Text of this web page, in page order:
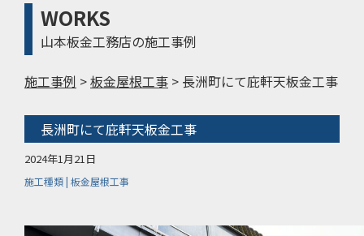
WORKS
山本板金工務店の施工事例
施工事例 >板金屋根工事 > 長洲町にて庇軒天板金工事
長洲町にて庇軒天板金工事
2024年1月21日
施工種類 | 板金屋根工事